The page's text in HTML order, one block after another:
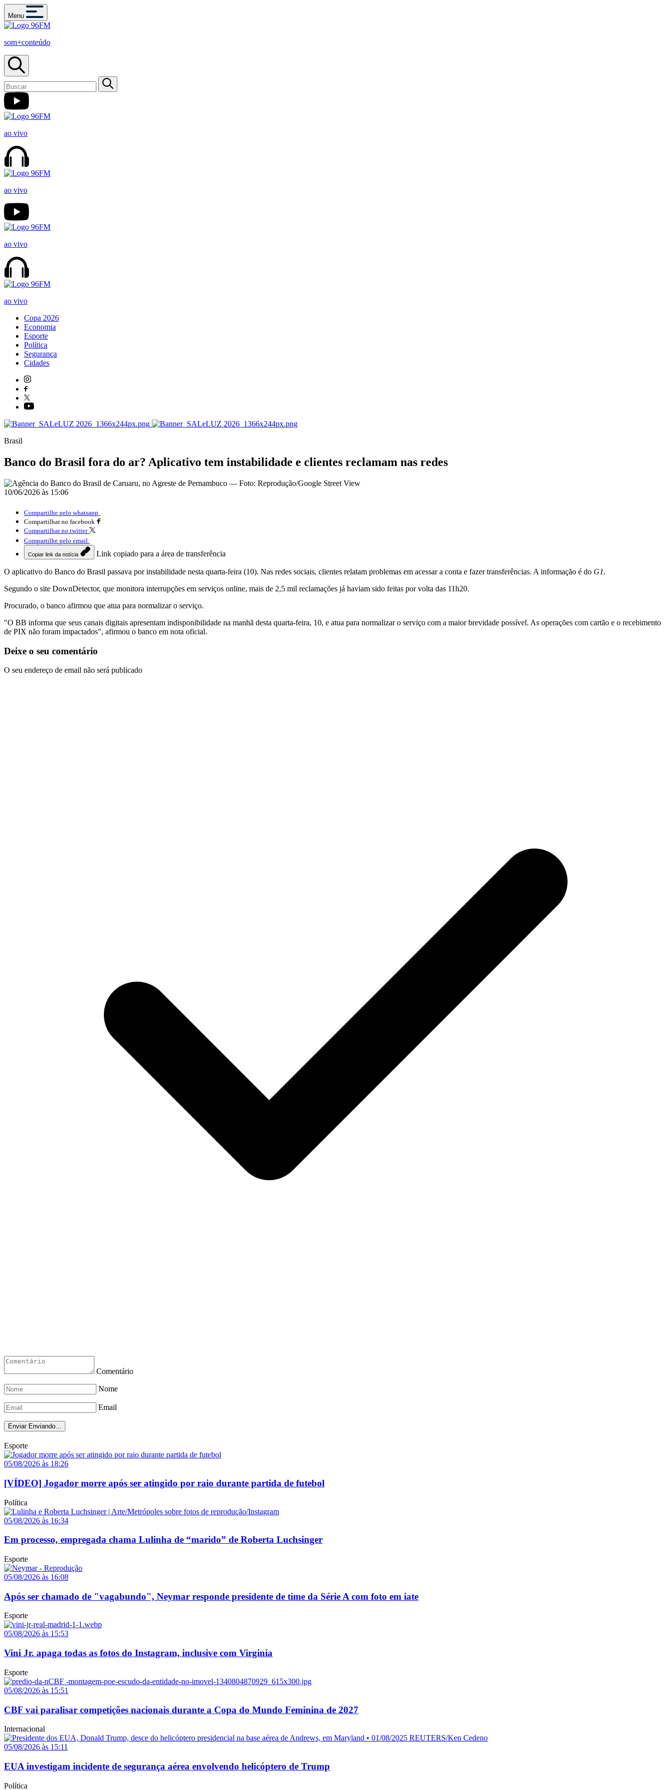
Menu
som+conteúdo
ao vivo
ao vivo
ao vivo
ao vivo
Copa 2026
Economia
Esporte
Política
Segurança
Cidades
Brasil
Banco do Brasil fora do ar? Aplicativo tem instabilidade e clientes reclamam nas redes
10/06/2026 às 15:06
Compartilhe pelo whatsapp
Compartilhar no facebook
Compartilhar no twitter
Compartilhe pelo email
Copiar link da notícia Link copiado para a área de transferência
O aplicativo do Banco do Brasil passava por instabilidade nesta quarta-feira (10). Nas redes sociais, clientes relatam problemas em acessar a conta e fazer transferências. A informação é do G1.
Segundo o site DownDetector, que monitora interrupções em serviços online, mais de 2,5 mil reclamações já haviam sido feitas por volta das 11h20.
Procurado, o banco afirmou que atua para normalizar o serviço.
"O BB informa que seus canais digitais apresentam indisponibilidade na manhã desta quarta-feira, 10, e atua para normalizar o serviço com a maior brevidade possível. As operações com cartão e o recebimento
de PIX não foram impactados", afirmou o banco em nota oficial.
Deixe o seu comentário
O seu endereço de email não será publicado
Comentário
Nome
Email
Enviar Enviando...
Esporte
05/08/2026 às 18:26
[VÍDEO] Jogador morre após ser atingido por raio durante partida de futebol
Política
05/08/2026 às 16:34
Em processo, empregada chama Lulinha de “marido” de Roberta Luchsinger
Esporte
05/08/2026 às 16:08
Após ser chamado de "vagabundo", Neymar responde presidente de time da Série A com foto em iate
Esporte
05/08/2026 às 15:53
Vini Jr. apaga todas as fotos do Instagram, inclusive com Virginia
Esporte
05/08/2026 às 15:51
CBF vai paralisar competições nacionais durante a Copa do Mundo Feminina de 2027
Internacional
05/08/2026 às 15:11
EUA investigam incidente de segurança aérea envolvendo helicóptero de Trump
Política